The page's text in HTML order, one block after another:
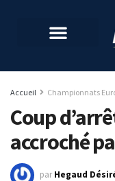
Accueil Championnats
Coup
accroché
par Hegaud